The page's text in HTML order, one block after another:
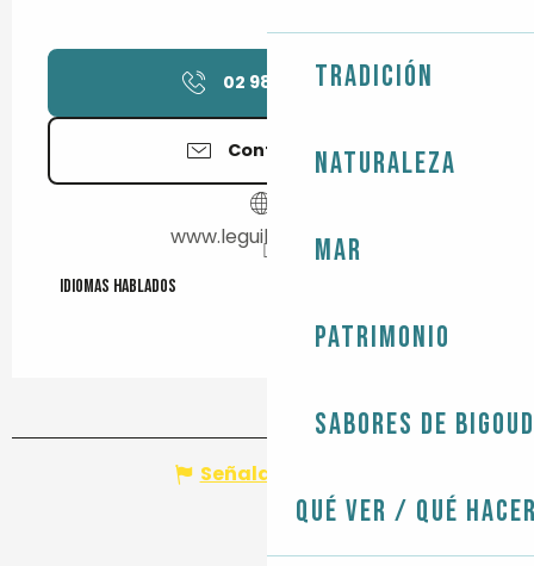
Tradición
Naturaleza
Mar
Patrimonio
Sabores de
Qué ver / Qué
02 98 58 95 ▒▒
Contáctenos
www.leguilvinec.com
Idiomas hablados
Idiomas hablados
Señalar un error